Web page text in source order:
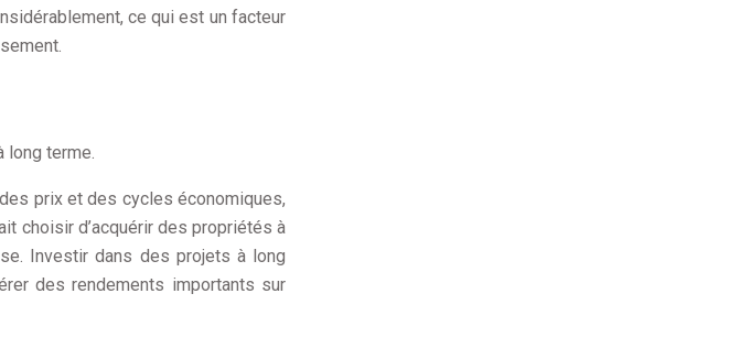
ce qui est un facteur
long terme.
prix et des cycles économiques,
choisir d’acquérir des propriétés à
Investir dans des projets à long
des rendements importants sur